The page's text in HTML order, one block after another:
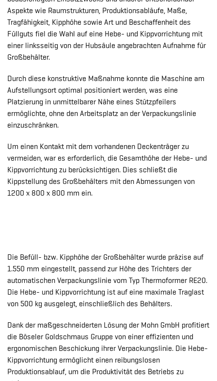
Aspekte wie Raumstrukturen, Produktionsabläufe, Maße,
Tragfähigkeit, Kipphöhe sowie Art und Beschaffenheit des
Füllguts fiel die Wahl auf eine Hebe- und Kippvorrichtung mit
einer linksseitig von der Hubsäule angebrachten Aufnahme für
Großbehälter.
Durch diese konstruktive Maßnahme konnte die Maschine am
Aufstellungsort optimal positioniert werden, was eine
Platzierung in unmittelbarer Nähe eines Stützpfeilers
ermöglichte, ohne den Arbeitsplatz an der Verpackungslinie
einzuschränken.
Um einen Kontakt mit dem vorhandenen Deckenträger zu
vermeiden, war es erforderlich, die Gesamthöhe der Hebe- und
Kippvorrichtung zu berücksichtigen. Dies schließt die
Kippstellung des Großbehälters mit den Abmessungen von
1200 x 800 x 800 mm ein.
Die Befüll- bzw. Kipphöhe der Großbehälter wurde präzise auf
1.550 mm eingestellt, passend zur Höhe des Trichters der
automatischen Verpackungslinie vom Typ Thermoformer RE20.
Die Hebe- und Kippvorrichtung ist auf eine maximale Traglast
von 500 kg ausgelegt, einschließlich des Behälters.
Dank der maßgeschneiderten Lösung der Mohn GmbH profitiert
die Böseler Goldschmaus Gruppe von einer effizienten und
ergonomischen Beschickung ihrer Verpackungslinie. Die Hebe-
Kippvorrichtung ermöglicht einen reibungslosen
Produktionsablauf, um die Produktivität des Betriebs zu